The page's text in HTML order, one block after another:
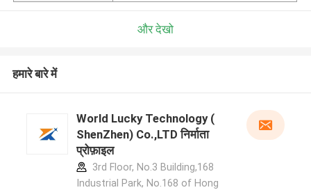
और देखो
हमारे बारे में
World Lucky Technology (
ShenZhen) Co.,LTD निर्माता
प्रोफ़ाइल
3rd Floor, No.3 Building,168
Industrial Park, No.168 of Hong